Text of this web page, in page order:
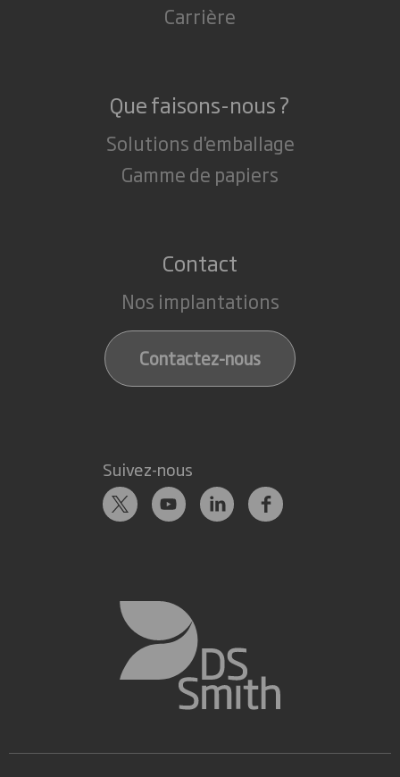
Carrière
Que faisons-nous ?
Solutions d'emballage
Gamme de papiers
Contact
Nos implantations
Contactez-nous
Suivez-nous